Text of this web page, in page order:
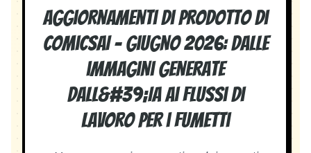
Aggiornamenti di prodotto di
ComicsAI - Giugno 2026: Dalle
immagini generate
dall&#39;IA ai flussi di
lavoro per i fumetti